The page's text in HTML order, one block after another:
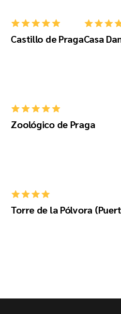
Castillo de PragaCasa
Zoológico de Praga
Torre de la Pólvora